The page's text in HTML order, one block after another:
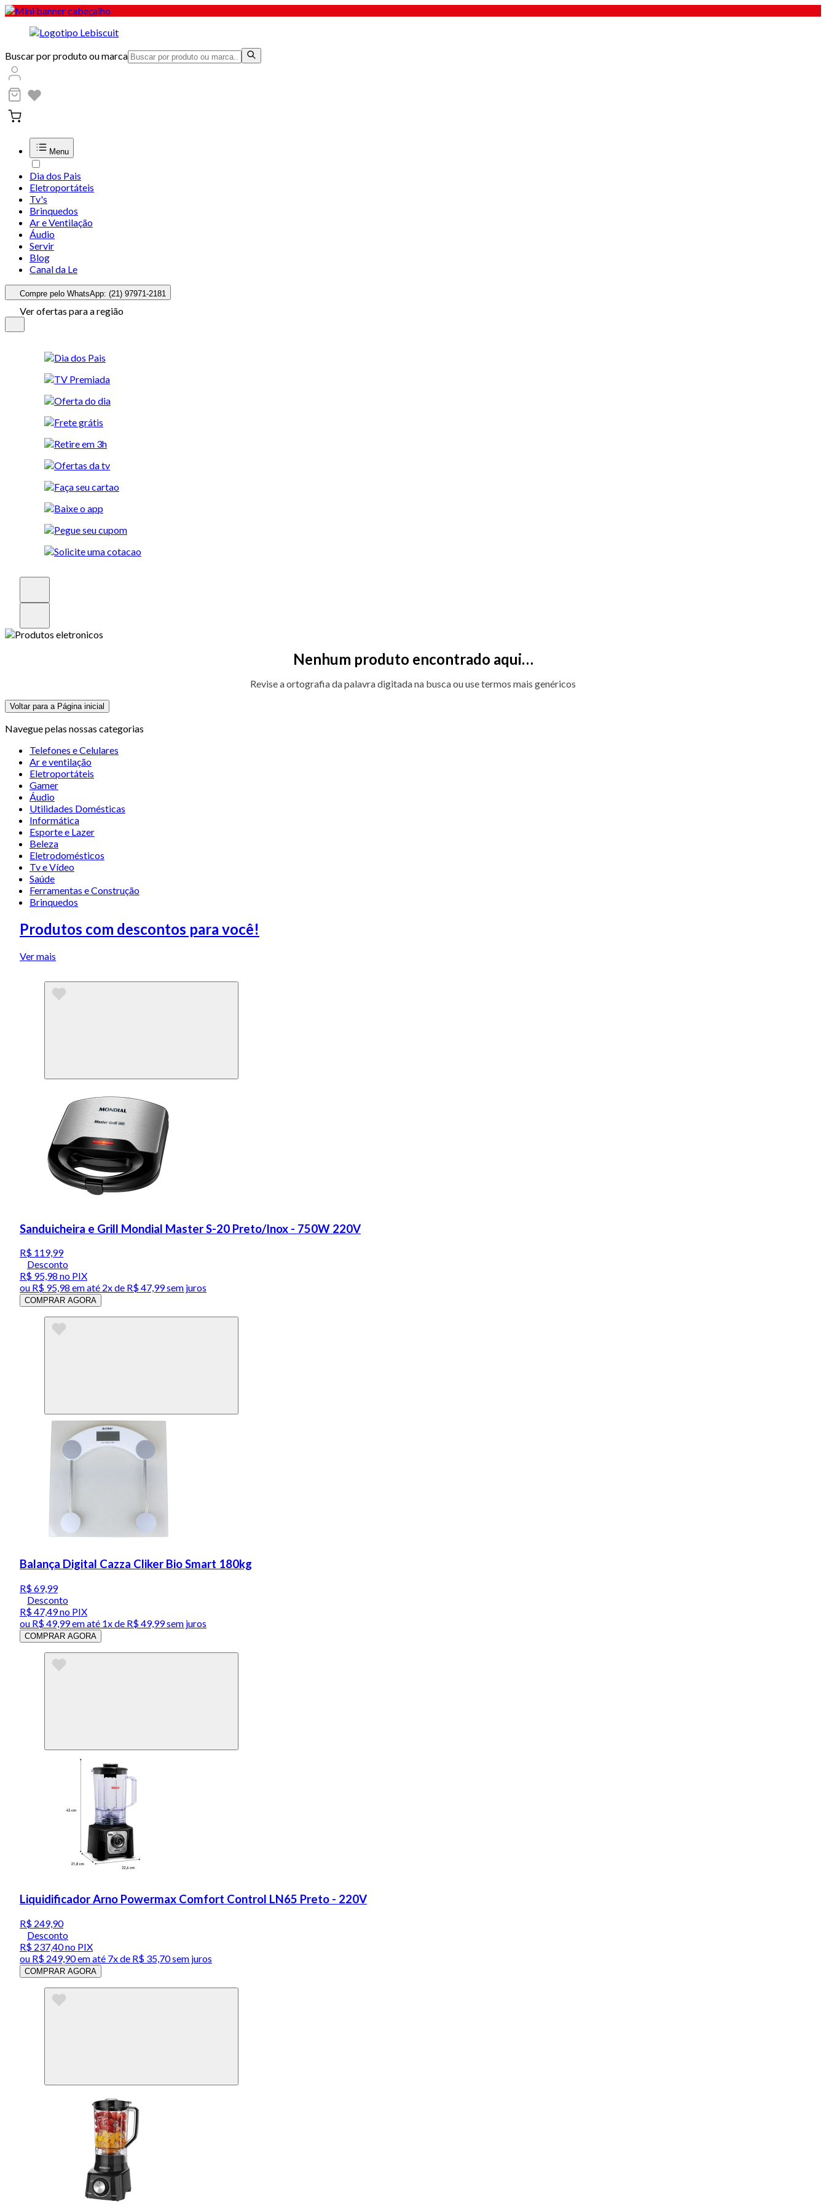
Buscar por produto ou marca
Menu
Dia dos Pais
Eletroportáteis
Tv's
Brinquedos
Ar e Ventilação
Áudio
Servir
Blog
Canal da Le
Compre pelo WhatsApp: (21) 97971-2181
Ver ofertas para a região
Nenhum produto encontrado aqui…
Revise a ortografia da palavra digitada na busca ou use termos mais genéricos
Voltar para a Página inicial
Navegue pelas nossas categorias
Telefones e Celulares
Ar e ventilação
Eletroportáteis
Gamer
Áudio
Utilidades Domésticas
Informática
Esporte e Lazer
Beleza
Eletrodomésticos
Tv e Vídeo
Saúde
Ferramentas e Construção
Brinquedos
Produtos com descontos para você!
Ver mais
Sanduicheira e Grill Mondial Master S-20 Preto/Inox - 750W 220V
R$ 119,99
Desconto
R$ 95,98 no PIX
ou R$ 95,98 em até 2x de R$ 47,99 sem juros
COMPRAR AGORA
Balança Digital Cazza Cliker Bio Smart 180kg
R$ 69,99
Desconto
R$ 47,49no PIX
ou R$ 49,99em até 1x de R$ 49,99sem juros
COMPRAR AGORA
Liquidificador Arno Powermax Comfort Control LN65 Preto - 220V
R$ 249,90
Desconto
R$ 237,40no PIX
ou R$ 249,90em até 7x de R$ 35,70 sem juros
COMPRAR AGORA